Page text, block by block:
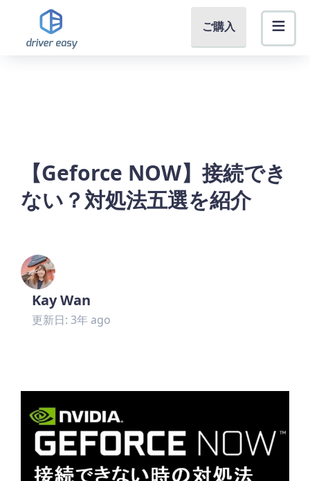
ご購入
【Geforce NOW】接続でき
ない？対処法五選を紹介
Kay Wan
更新日: 3年 ago